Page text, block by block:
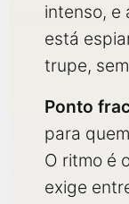
intenso, e
está
trupe,
Ponto
para
O ritmo é
exige